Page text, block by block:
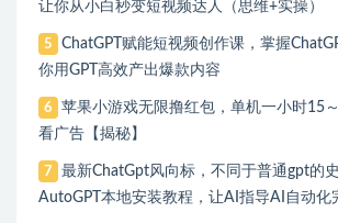
让你从小白秒变短视频达人（思维+实操）
5
ChatGPT赋能短视频创作课，​掌握
你用GPT高效产出爆款内容
6
苹果小游戏无限撸红包，单机一小时15
看广告【揭秘】
7
最新ChatGpt风向标，不同于普通gpt的
AutoGPT本地安装教程，让AI指导AI自动化